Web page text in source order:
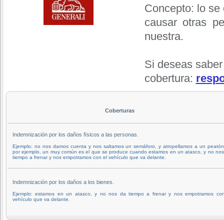
Concepto: lo
causar otras
nuestra.
Si deseas
cobertura:
Coberturas
Indemnización por los daños físicos a las personas.
Ejemplo: no nos damos cuenta y nos saltamos un semáforo, y atropellamos a un
por ejemplo, un muy común es el que se produce cuando estamos en un atasco, y no
tiempo a frenar y nos empotramos con el vehículo que va delante.
Indemnización por los daños a los bienes.
Ejemplo: estamos en un atasco, y no nos da tiempo a frenar y nos empotramos
vehículo que va delante.